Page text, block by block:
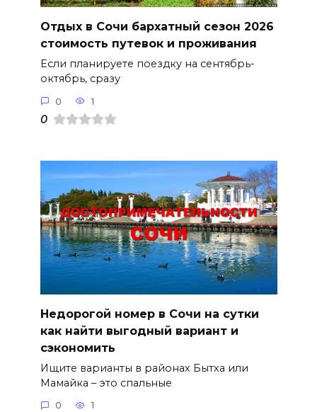
Отдых в Сочи бархатный сезон 2026
стоимость путевок и проживания
Если планируете поездку на сентябрь-
октябрь, сразу
0 1
0
Недорогой номер в Сочи на сутки
как найти выгодный вариант и
сэкономить
Ищите варианты в районах Бытха или
Мамайка – это спальные
0 1